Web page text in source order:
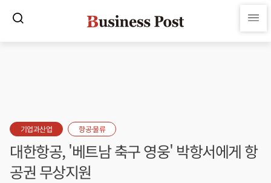
기업과산업 항공·물류
대한항공, '베트남 축구 영웅' 박항서에게 항
공권 무상지원